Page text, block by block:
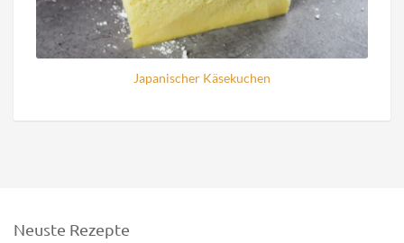
Japanischer Käsekuchen
Neuste Rezepte